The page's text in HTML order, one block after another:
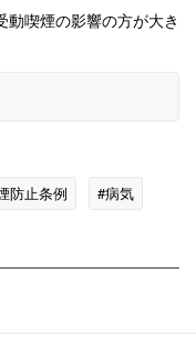
喫煙の影響の方が大き
防止条例 #病気